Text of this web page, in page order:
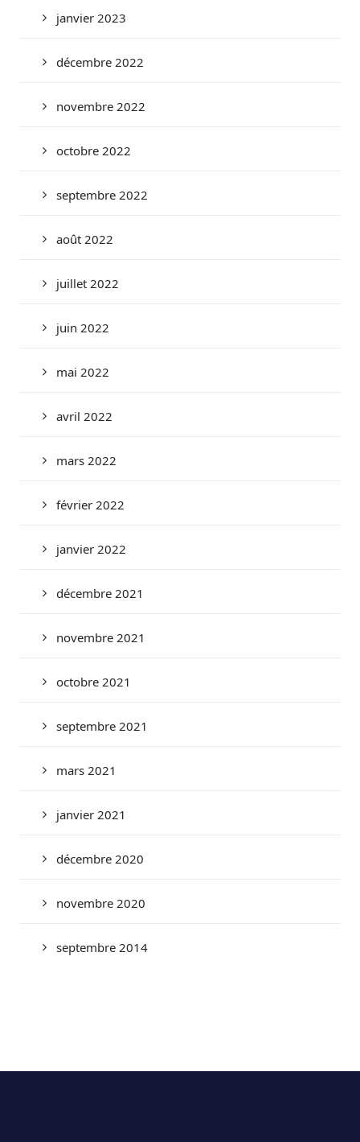
janvier 2023
décembre 2022
novembre 2022
octobre 2022
septembre 2022
août 2022
juillet 2022
juin 2022
mai 2022
avril 2022
mars 2022
février 2022
janvier 2022
décembre 2021
novembre 2021
octobre 2021
septembre 2021
mars 2021
janvier 2021
décembre 2020
novembre 2020
septembre 2014